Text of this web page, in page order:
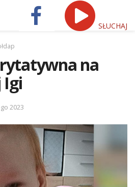
SŁUCHAJ
na
Igi
2023